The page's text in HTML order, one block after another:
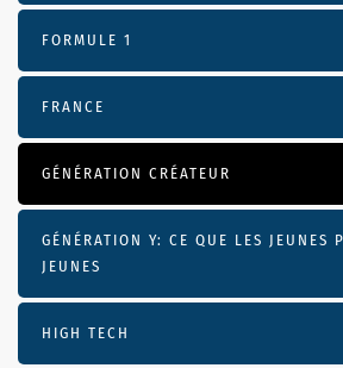
FORMULE 1
FRANCE
GÉNÉRATION CRÉATEUR
GÉNÉRATION Y: CE QUE LES JEUNES
JEUNES
HIGH TECH